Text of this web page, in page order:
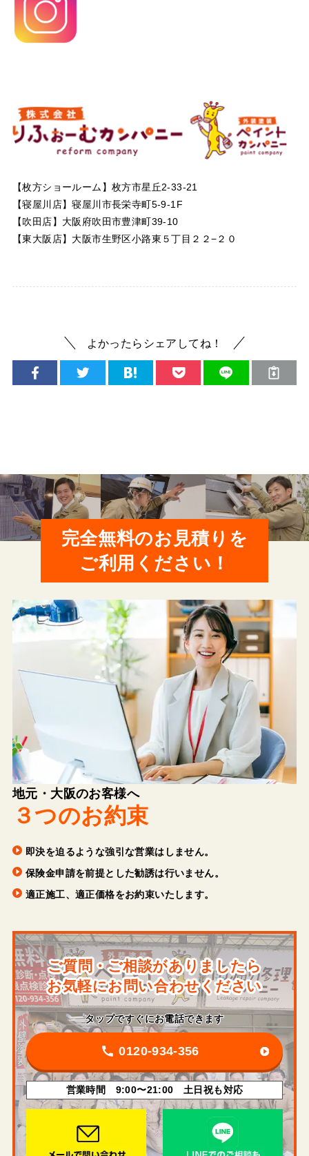
【枚方ショールーム】枚方市星丘2-33-21
【寝屋川店】寝屋川市長栄寺町5-9-1F
【吹田店】大阪府吹田市豊津町39-10
【東大阪店】大阪市生野区小路東５丁目２２−２０
よかったらシェアしてね！
完全無料のお見積りを
ご利用ください！
地元・大阪のお客様へ
３つのお約束
即決を迫るような強引な営業はしません。
保険金申請を前提とした勧誘は行いません。
適正施工、適正価格をお約束いたします。
ご質問・ご相談がありましたら
お気軽にお問い合わせください
タップですぐにお電話できます
0120-934-356
営業時間 9:00〜21:00 土日祝も対応